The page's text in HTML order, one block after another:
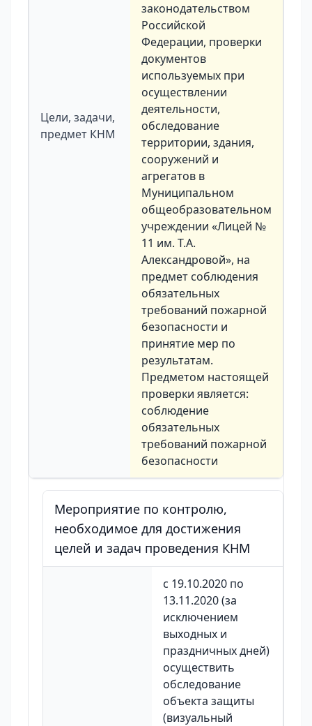
Цели, задачи,
предмет КНМ
законодательством
Российской
Федерации, проверки
документов
используемых при
осуществлении
деятельности,
обследование
территории, здания,
сооружений и
агрегатов в
Муниципальном
общеобразовательном
учреждении «Лицей №
11 им. Т.А.
Александровой», на
предмет соблюдения
обязательных
требований пожарной
безопасности и
принятие мер по
результатам.
Предметом настоящей
проверки является:
соблюдение
обязательных
требований пожарной
безопасности
Мероприятие по контролю,
необходимое для достижения
целей и задач проведения КНМ
с 19.10.2020 по
13.11.2020 (за
исключением
выходных и
праздничных дней)
осуществить
обследование
объекта защиты
(визуальный